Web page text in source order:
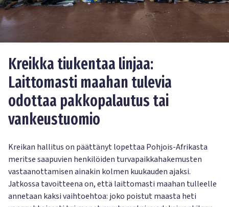
Kreikka tiukentaa linjaa:
Laittomasti maahan tulevia
odottaa pakkopalautus tai
vankeustuomio
Kreikan hallitus on päättänyt lopettaa Pohjois-Afrikasta
meritse saapuvien henkilöiden turvapaikkahakemusten
vastaanottamisen ainakin kolmen kuukauden ajaksi.
Jatkossa tavoitteena on, että laittomasti maahan tulleelle
annetaan kaksi vaihtoehtoa: joko poistut maasta heti